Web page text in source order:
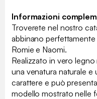
Informazioni
Troverete nel nostro
abbinano perfettamente
Romie e Naomi.
Realizzato in vero
una venatura naturale
carattere e può
modello mostrato nelle